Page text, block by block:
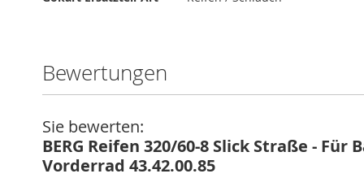
Bewertungen
Sie bewerten:
BERG Reifen 320/60-8 Slick Straße - Für
Vorderrad 43.42.00.85